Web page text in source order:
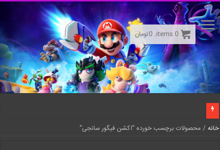
خانه / محصولات برچسب خورده “اکشن فیگور سانجی”
0
items:
0تومان